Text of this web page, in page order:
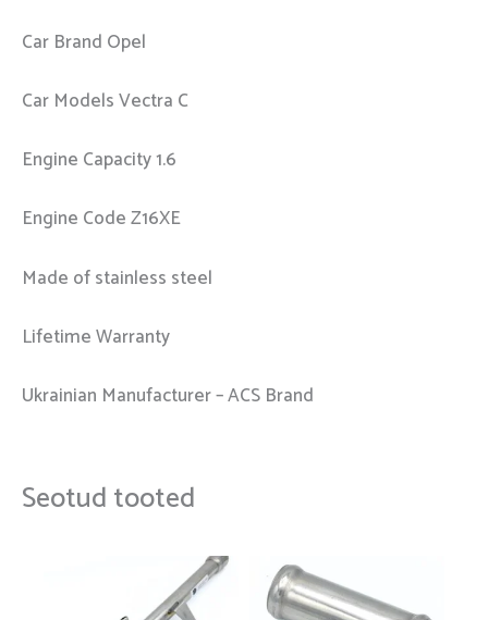
Car Brand Opel
Car Models Vectra C
Engine Capacity 1.6
Engine Code Z16XE
Made of stainless steel
Lifetime Warranty
Ukrainian Manufacturer – ACS Brand
Seotud tooted